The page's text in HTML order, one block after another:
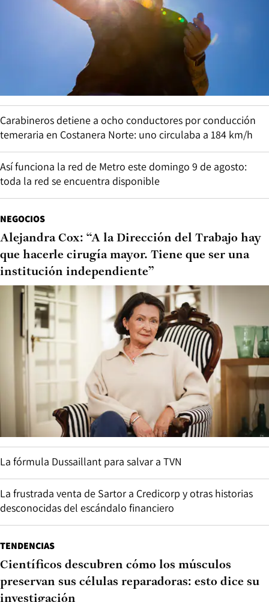
Carabineros detiene a ocho conductores por conducción
temeraria en Costanera Norte: uno circulaba a 184 km/h
Así funciona la red de Metro este domingo 9 de agosto:
toda la red se encuentra disponible
NEGOCIOS
Alejandra Cox: “A la Dirección del Trabajo hay
que hacerle cirugía mayor. Tiene que ser una
institución independiente”
La fórmula Dussaillant para salvar a TVN
La frustrada venta de Sartor a Credicorp y otras historias
desconocidas del escándalo financiero
TENDENCIAS
Científicos descubren cómo los músculos
preservan sus células reparadoras: esto dice su
investigación